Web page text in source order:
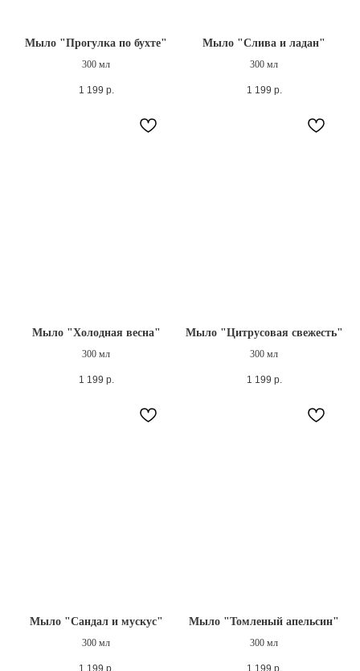
Мыло "Прогулка по бухте"
300 мл
1 199 р.
Мыло "Слива и ладан"
300 мл
1 199 р.
Мыло "Холодная весна"
300 мл
1 199 р.
Мыло "Цитрусовая свежесть"
300 мл
1 199 р.
Мыло "Сандал и мускус"
300 мл
1 199 р.
Мыло "Томленый апельсин"
300 мл
1 199 р.